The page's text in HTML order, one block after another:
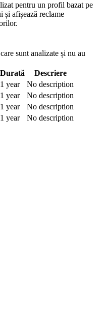
pentru un profil bazat pe
și afișează reclame
sunt analizate și nu au
Durată
Descriere
1 year
No description
1 year
No description
1 year
No description
1 year
No description